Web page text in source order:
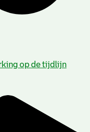
op de tijdlijn